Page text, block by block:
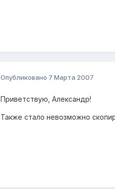
Опубликовано 7 Марта 2007
Приветствую, Александр!
Также стало невозможно